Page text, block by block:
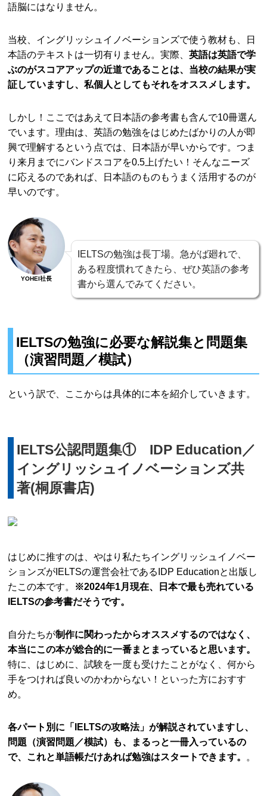
語脳にはなりません。
当校、イングリッシュイノベーションズで使う教材も、日
本語のテキストは一切有りません。実際、英語は英語で学
ぶのがスコアアップの近道であることは、当校の結果が実
証していますし、私個人としてもそれをオススメします。
しかし！ここではあえて日本語の参考書も含んで10冊選ん
でいます。理由は、英語の勉強をはじめたばかりの人が即
興で理解するという点では、日本語が早いからです。つま
り来月までにバンドスコアを0.5上げたい！そんなニーズ
に応えるのであれば、日本語のものもうまく活用するのが
早いのです。
YOHEI社長
IELTSの勉強は長丁場。急がば廻れで、
ある程度慣れてきたら、ぜひ英語の参考
書から選んでみてください。
IELTSの勉強に必要な解説集と問題集
（演習問題／模試）
という訳で、ここからは具体的に本を紹介していきます。
IELTS公認問題集① IDP Education／
イングリッシュイノベーションズ共
著(桐原書店)
はじめに推すのは、やはり私たちイングリッシュイノベー
ションズがIELTSの運営会社であるIDP Educationと出版し
たこの本です。 ※2024年1月現在、日本で最も売れている
IELTSの参考書だそうです。
自分たちが制作に関わったからオススメするのではなく、
本当にこの本が総合的に一番まとまっていると思います。
特に、はじめに、試験を一度も受けたことがなく、何から
手をつければ良いのかわからない！といった方におすす
め。
各パート別に「IELTSの攻略法」が解説されていますし、
問題（演習問題／模試）も、まるっと一冊入っているの
で、これと単語帳だけあれば勉強はスタートできます。 。